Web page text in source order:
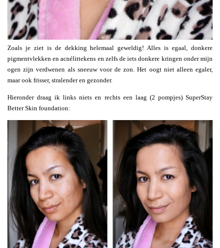
Zoals je ziet is de dekking helemaal geweldig! Alles is egaal, donkere
pigmentvlekken en acnélittekens en zelfs de iets donkere kringen onder mijn
ogen zijn verdwenen als sneeuw voor de zon. Het oogt niet alleen egaler,
maar ook frisser, stralender en gezonder.
Hieronder draag ik links niets en rechts een laag (2 pompjes) SuperStay
Better Skin foundation: